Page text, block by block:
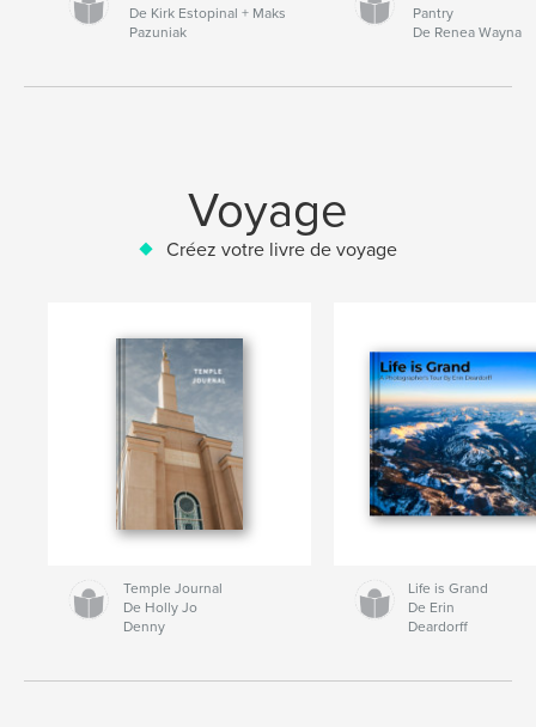
De Kirk Estopinal + Maks
Pazuniak
Pantry
De Renea Wayna
Voyage
Créez votre livre de voyage
Temple Journal
De Holly Jo
Denny
Life is Grand
De Erin
Deardorff